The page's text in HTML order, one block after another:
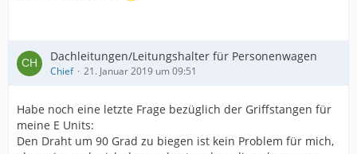
Dachleitungen/Leitungshalter für Personenwagen
Chief 21. Januar 2019 um 09:51
Habe noch eine letzte Frage bezüglich der Griffstangen für
meine E Units:
Den Draht um 90 Grad zu biegen ist kein Problem für mich,